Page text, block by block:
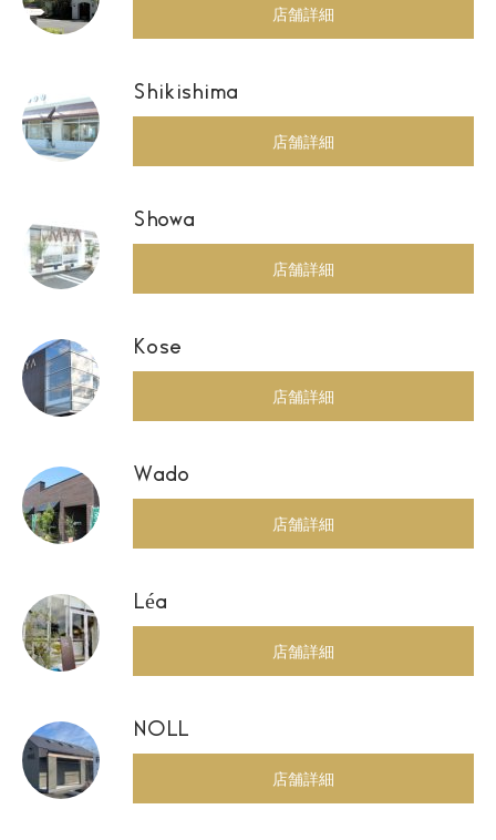
店舗詳細
Shikishima
店舗詳細
Showa
店舗詳細
Kose
店舗詳細
Wado
店舗詳細
Léa
店舗詳細
NOLL
店舗詳細